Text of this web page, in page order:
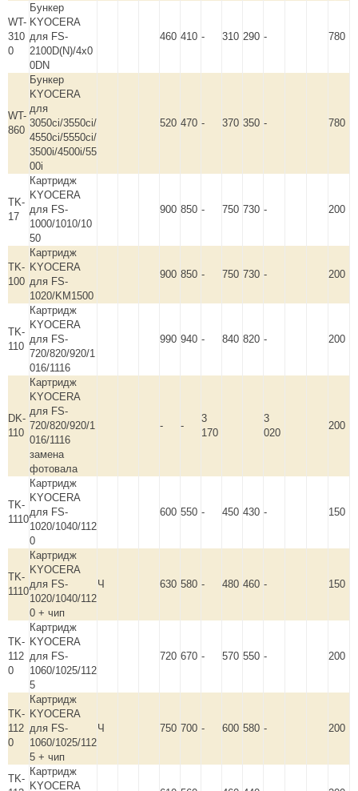
WT-
310
0
Бункер
KYOCERA
для FS-
2100D(N)/4x0
0DN
460 410 - 310 290 - 780
WT-
860
Бункер
KYOCERA
для
3050ci/3550ci/
4550ci/5550ci/
3500i/4500i/55
00i
520 470 - 370 350 - 780
TK-
17
Картридж
KYOCERA
для FS-
1000/1010/10
50
900 850 - 750 730 - 200
TK-
100
Картридж
KYOCERA
для FS-
1020/KM1500
900 850 - 750 730 - 200
TK-
110
Картридж
KYOCERA
для FS-
720/820/920/1
016/1116
990 940 - 840 820 - 200
DK-
110
Картридж
KYOCERA
для FS-
720/820/920/1
016/1116
замена
фотовала
- -
3
170
3
020
200
TK-
1110
Картридж
KYOCERA
для FS-
1020/1040/112
0
600 550 - 450 430 - 150
TK-
1110
Картридж
KYOCERA
для FS-
1020/1040/112
0 + чип
Ч 630 580 - 480 460 - 150
TK-
112
0
Картридж
KYOCERA
для FS-
1060/1025/112
5
720 670 - 570 550 - 200
TK-
112
0
Картридж
KYOCERA
для FS-
1060/1025/112
5 + чип
Ч 750 700 - 600 580 - 200
TK-
Картридж
KYOCERA